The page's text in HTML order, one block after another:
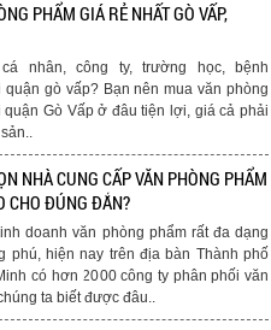
PHẨM GIÁ RẺ NHẤT GÒ VẤP,
nhân, công ty, trường học, bệnh
quận gò vấp? Bạn nên mua văn phòng
quận Gò Vấp ở đâu tiện lợi, giá cả phải
NHÀ CUNG CẤP VĂN PHÒNG PHẨM
CHO ĐÚNG ĐẮN?
doanh văn phòng phẩm rất đa dạng
phú, hiện nay trên địa bàn Thành phố
có hơn 2000 công ty phân phối văn
ta biết được đâu..